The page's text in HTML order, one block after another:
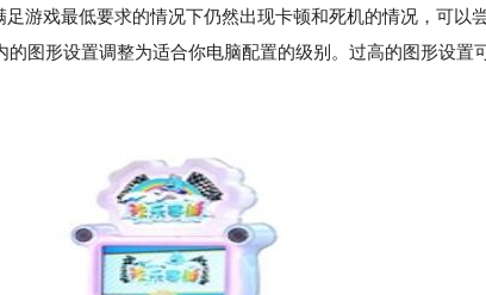
游戏最低要求的情况下仍然出现卡顿和死机的情况，可以
图形设置调整为适合你电脑配置的级别。过高的图形设置